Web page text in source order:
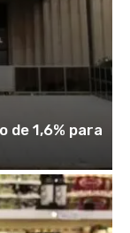
de 1,6% para